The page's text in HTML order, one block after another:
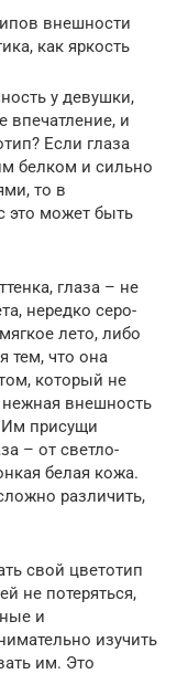
внешности
как яркость
у девушки,
впечатление, и
Если глаза
белком и сильно
то в
это может быть
глаза – не
нередко серо-
лето, либо
тем, что она
который не
нежная внешность
присущи
– от светло-
белая кожа.
различить,
свой цветотип
не потеряться,
и
изучить
им. Это